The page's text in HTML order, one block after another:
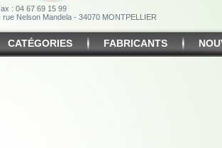
: 04 67 69 15 99
Nelson Mandela - 34070 MONTPELLIER
CATÉGORIES FABRICANTS